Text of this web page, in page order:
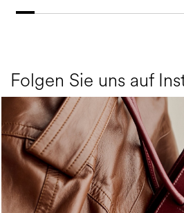
Folgen Sie uns auf